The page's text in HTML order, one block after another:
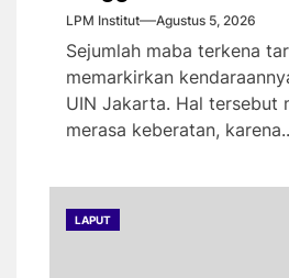
LPM Institut Agustus 5, 2026
Sejumlah maba terkena
memarkirkan
UIN Jakarta. Hal tersebut
merasa keberatan,
LAPUT